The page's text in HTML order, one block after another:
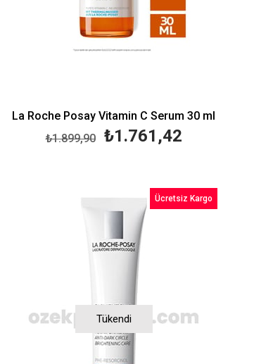
La Roche Posay Vitamin C Serum 30 ml
₺1.761,42
₺1.899,90
Tükendi
Ücretsiz Kargo